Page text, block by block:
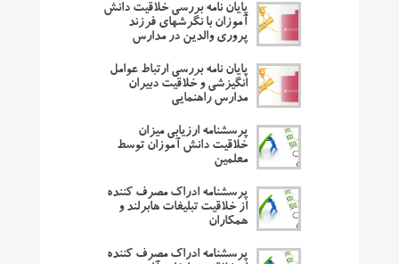
پایان نامه بررسی خلاقیت دانش
آموزان با نگرشهای فرزند
پروری والدین در مدارس
پایان نامه بررسی ارتباط عوامل
انگیزشی و خلاقیت دبیران
مدارس راهنمایی
پرسشنامه ارزیابی میزان
خلاقیت دانش آموزان توسط
معلمین
پرسشنامه ادراک مصرف کننده
از خلاقیت تبلیغات هابرلند و
همکاران
پرسشنامه ادراک مصرف کننده